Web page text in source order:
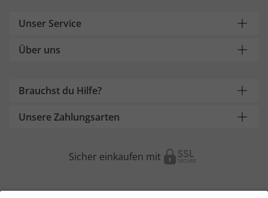
Unser Service
Über uns
Brauchst du Hilfe?
Unsere Zahlungsarten
Sicher einkaufen mit